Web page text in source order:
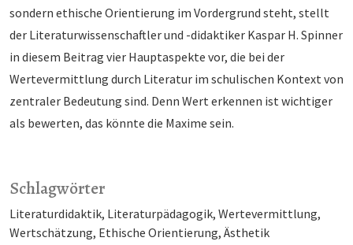
Schlagwörter
Literaturdidaktik Literaturpädagogik Wertevermittlung
Wertschätzung Ethische Orientierung Ästhetik
sondern ethische Orientierung im Vordergrund steht, stellt
der Literaturwissenschaftler und -didaktiker Kaspar H. Spinner
in diesem Beitrag vier Hauptaspekte vor, die bei der
Wertevermittlung durch Literatur im schulischen Kontext von
zentraler Bedeutung sind. Denn Wert erkennen ist wichtiger
als bewerten, das könnte die Maxime sein.